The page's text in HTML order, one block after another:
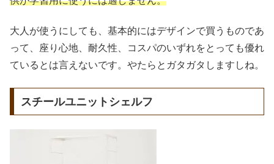
大人が使うにしても、基本的にはデザインで買うものであ
って、座り心地、耐久性、コスパのいずれをとっても優れ
ているとは言えないです。やたらとガタガタしますしね。
スチールユニットシェルフ